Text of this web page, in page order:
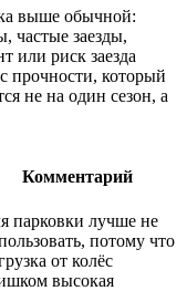
выше обычной:
частые заезды,
или риск заезда
прочности, который
не на один сезон, а
Комментарий
парковки лучше не
потому что
от колёс
высокая